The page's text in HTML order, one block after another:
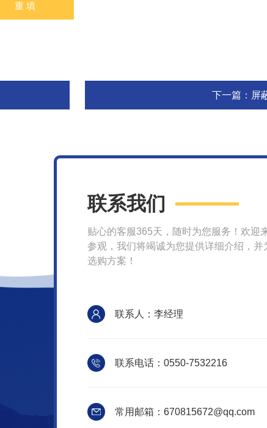
下一篇： 屏
联系我们
贴心的客服365天，随时为您服务！欢迎
参观，我们将竭诚为您提供详细介绍，并
选购方案！
联系人：李经理
联系电话：0550-7532216
常用邮箱：670815672@qq.com